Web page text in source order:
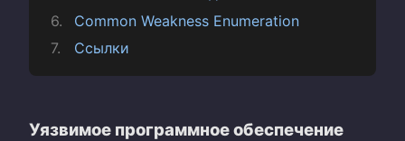
Common Weakness Enumeration
Ссылки
Уязвимое программное обеспечение